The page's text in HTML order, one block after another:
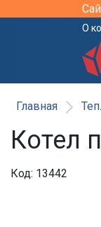
О
Главная
Котел
Код: 13442